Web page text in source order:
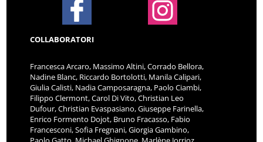
COLLABORATORI
Francesca Arcaro, Massimo Altini, Corrado Bellora,
Nadine Blanc, Riccardo Bortolotti, Manila Calipari,
Giulia Calisti, Nadia Camposaragna, Paolo Ciambi,
Filippo Clermont, Carol Di Vito, Christian Leo
Dufour, Christian Evaspasiano, Giuseppe Farinella,
Enrico Formento Dojot, Bruno Fracasso, Fabio
Francesconi, Sofia Fregnani, Giorgia Gambino,